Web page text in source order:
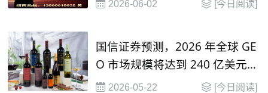
2026-06-02 [今日阅读]
国信证券预测，2026 年全球 GE
O 市场规模将达到 240 亿美元，
并在2030年有望达到 1000 亿美
2026-05-22 [今日阅读]